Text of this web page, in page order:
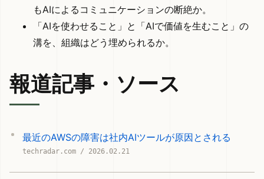
もAIによるコミュニケーションの断絶か。
「AIを使わせること」と「AIで価値を生むこと」の
溝を、組織はどう埋められるか。
報道記事・ソース
最近のAWSの障害は社内AIツールが原因とされる
techradar.com / 2026.02.21